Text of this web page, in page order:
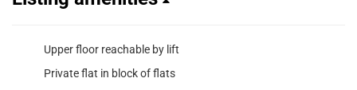
Upper floor reachable by lift
Private flat in block of flats